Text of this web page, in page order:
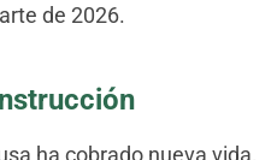
de 2026.
ha cobrado nueva vida.